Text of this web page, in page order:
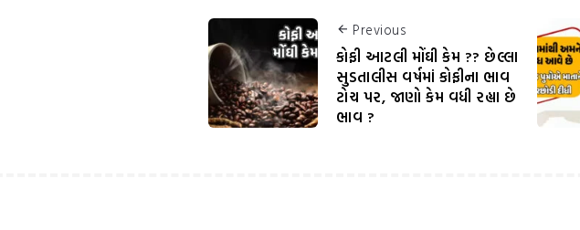
Previous
કોફી આટલી મોંઘી કેમ ?? છેલ્લા
સુડતાલીસ વર્ષમાં કોફીના ભાવ
ટોચ પર, જાણો કેમ વધી રહ્યા છે
ભાવ ?